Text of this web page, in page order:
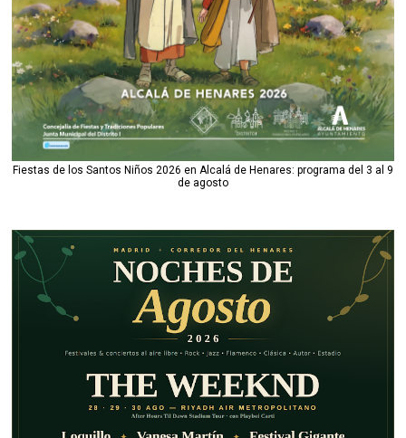
Fiestas de los Santos Niños 2026 en Alcalá de Henares: programa del 3 al 9
de agosto